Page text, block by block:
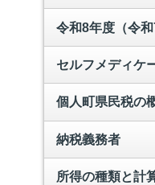
令和8年度（令
セルフメディケ
個人町県民税の
納税義務者
所得の種類と計